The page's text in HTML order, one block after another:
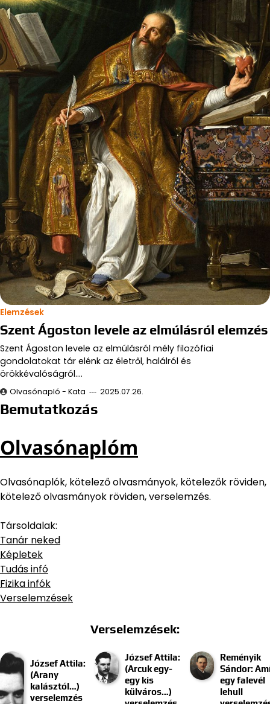
Elemzések
Szent Ágoston levele az elmúlásról elemzés
Szent Ágoston levele az elmúlásról mély filozófiai
gondolatokat tár elénk az életről, halálról és
örökkévalóságról.…
Olvasónapló - Kata 2025.07.26.
Bemutatkozás
Olvasónaplóm
Olvasónaplók, kötelező olvasmányok, kötelezők röviden,
kötelező olvasmányok röviden, verselemzés.
Társoldalak:
Tanár neked
Képletek
Tudás infó
Fizika infók
Verselemzések
Verselemzések:
József Attila:
(Arany
kalásztól…)
verselemzés
József Attila:
(Arcuk egy-
egy kis
külváros…)
Reményik
Sándor:
egy falevél
lehull